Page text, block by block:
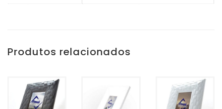
Produtos relacionados